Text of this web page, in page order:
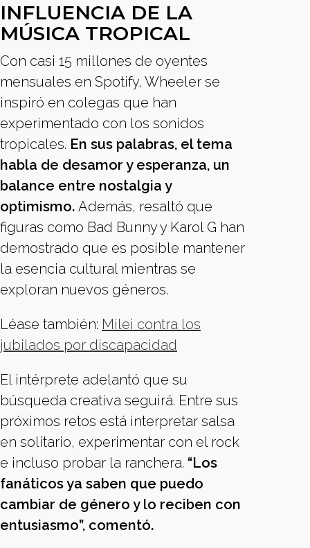
INFLUENCIA DE LA
MÚSICA TROPICAL
Con casi 15 millones de oyentes
mensuales en Spotify, Wheeler se
inspiró en colegas que han
experimentado con los sonidos
tropicales. En sus palabras, el tema
habla de desamor y esperanza, un
balance entre nostalgia y
optimismo. Además, resaltó que
figuras como Bad Bunny y Karol G han
demostrado que es posible mantener
la esencia cultural mientras se
exploran nuevos géneros.
Léase también: Milei contra los
jubilados por discapacidad
El intérprete adelantó que su
búsqueda creativa seguirá. Entre sus
próximos retos está interpretar salsa
en solitario, experimentar con el rock
e incluso probar la ranchera. “Los
fanáticos ya saben que puedo
cambiar de género y lo reciben con
entusiasmo”, comentó.